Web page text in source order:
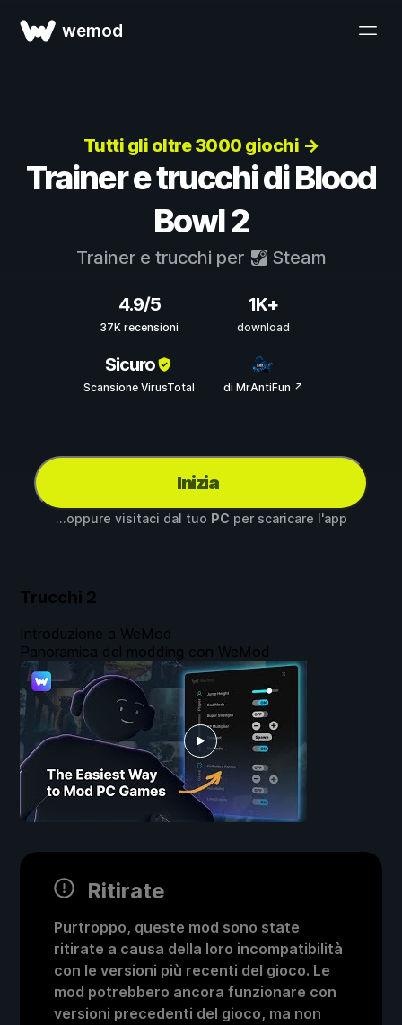
wemod
Tutti gli oltre 3000 giochi →
Trainer e trucchi di Blood
Bowl 2
Trainer e trucchi per Steam
4.9/5
37K recensioni
1K+
download
Sicuro
Scansione VirusTotal di MrAntiFun ↗
Inizia
...oppure visitaci dal tuo PC per scaricare l'app
Trucchi 2
Ritirate
Purtroppo, queste mod sono state
ritirate a causa della loro incompatibilità
con le versioni più recenti del gioco. Le
mod potrebbero ancora funzionare con
versioni precedenti del gioco, ma non
Introduzione a WeMod
Panoramica del modding con WeMod